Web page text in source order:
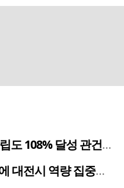
달성 관건은 '주민 수용성'
전시 역량 집중해야